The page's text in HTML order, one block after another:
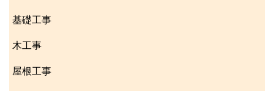
基礎工事
木工事
屋根工事